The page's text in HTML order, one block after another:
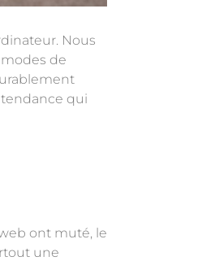
Nous
de
qui
ont muté, le
une